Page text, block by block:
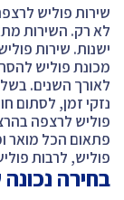
שירות פוליש
לא רק. השירות
ישנות. שירות
מכונת פוליש
לאורך השנים.
נזקי זמן, לסתום
פוליש לרצפה
פתאום הכל מואר
פוליש, לרבות
בחירה